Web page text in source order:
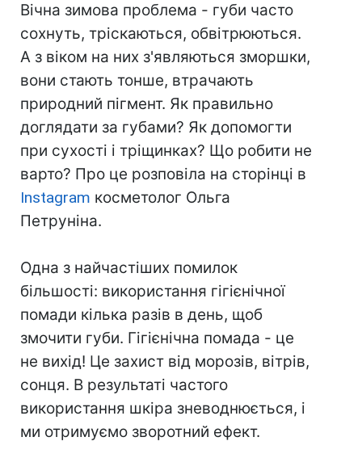
Вічна зимова проблема - губи часто
сохнуть, тріскаються, обвітрюються.
А з віком на них з'являються зморшки,
вони стають тонше, втрачають
природний пігмент. Як правильно
доглядати за губами? Як допомогти
при сухості і тріщинках? Що робити не
варто? Про це розповіла на сторінці в
Instagram косметолог Ольга
Петруніна.
Одна з найчастіших помилок
більшості: використання гігієнічної
помади кілька разів в день, щоб
змочити губи. Гігієнічна помада - це
не вихід! Це захист від морозів, вітрів,
сонця. В результаті частого
використання шкіра зневоднюється, і
ми отримуємо зворотний ефект.